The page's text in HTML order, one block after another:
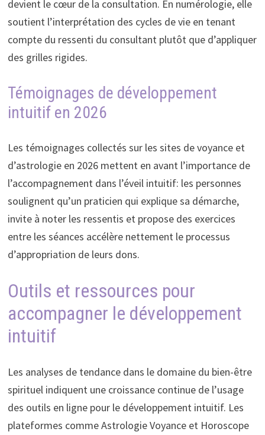
devient le cœur de la consultation. En numérologie, elle
soutient l’interprétation des cycles de vie en tenant
compte du ressenti du consultant plutôt que d’appliquer
des grilles rigides.
Témoignages de développement
intuitif en 2026
Les témoignages collectés sur les sites de voyance et
d’astrologie en 2026 mettent en avant l’importance de
l’accompagnement dans l’éveil intuitif: les personnes
soulignent qu’un praticien qui explique sa démarche,
invite à noter les ressentis et propose des exercices
entre les séances accélère nettement le processus
d’appropriation de leurs dons.
Outils et ressources pour
accompagner le développement
intuitif
Les analyses de tendance dans le domaine du bien-être
spirituel indiquent une croissance continue de l’usage
des outils en ligne pour le développement intuitif. Les
plateformes comme Astrologie Voyance et Horoscope